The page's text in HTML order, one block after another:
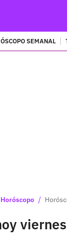
SEMANAL
Horóscopo /